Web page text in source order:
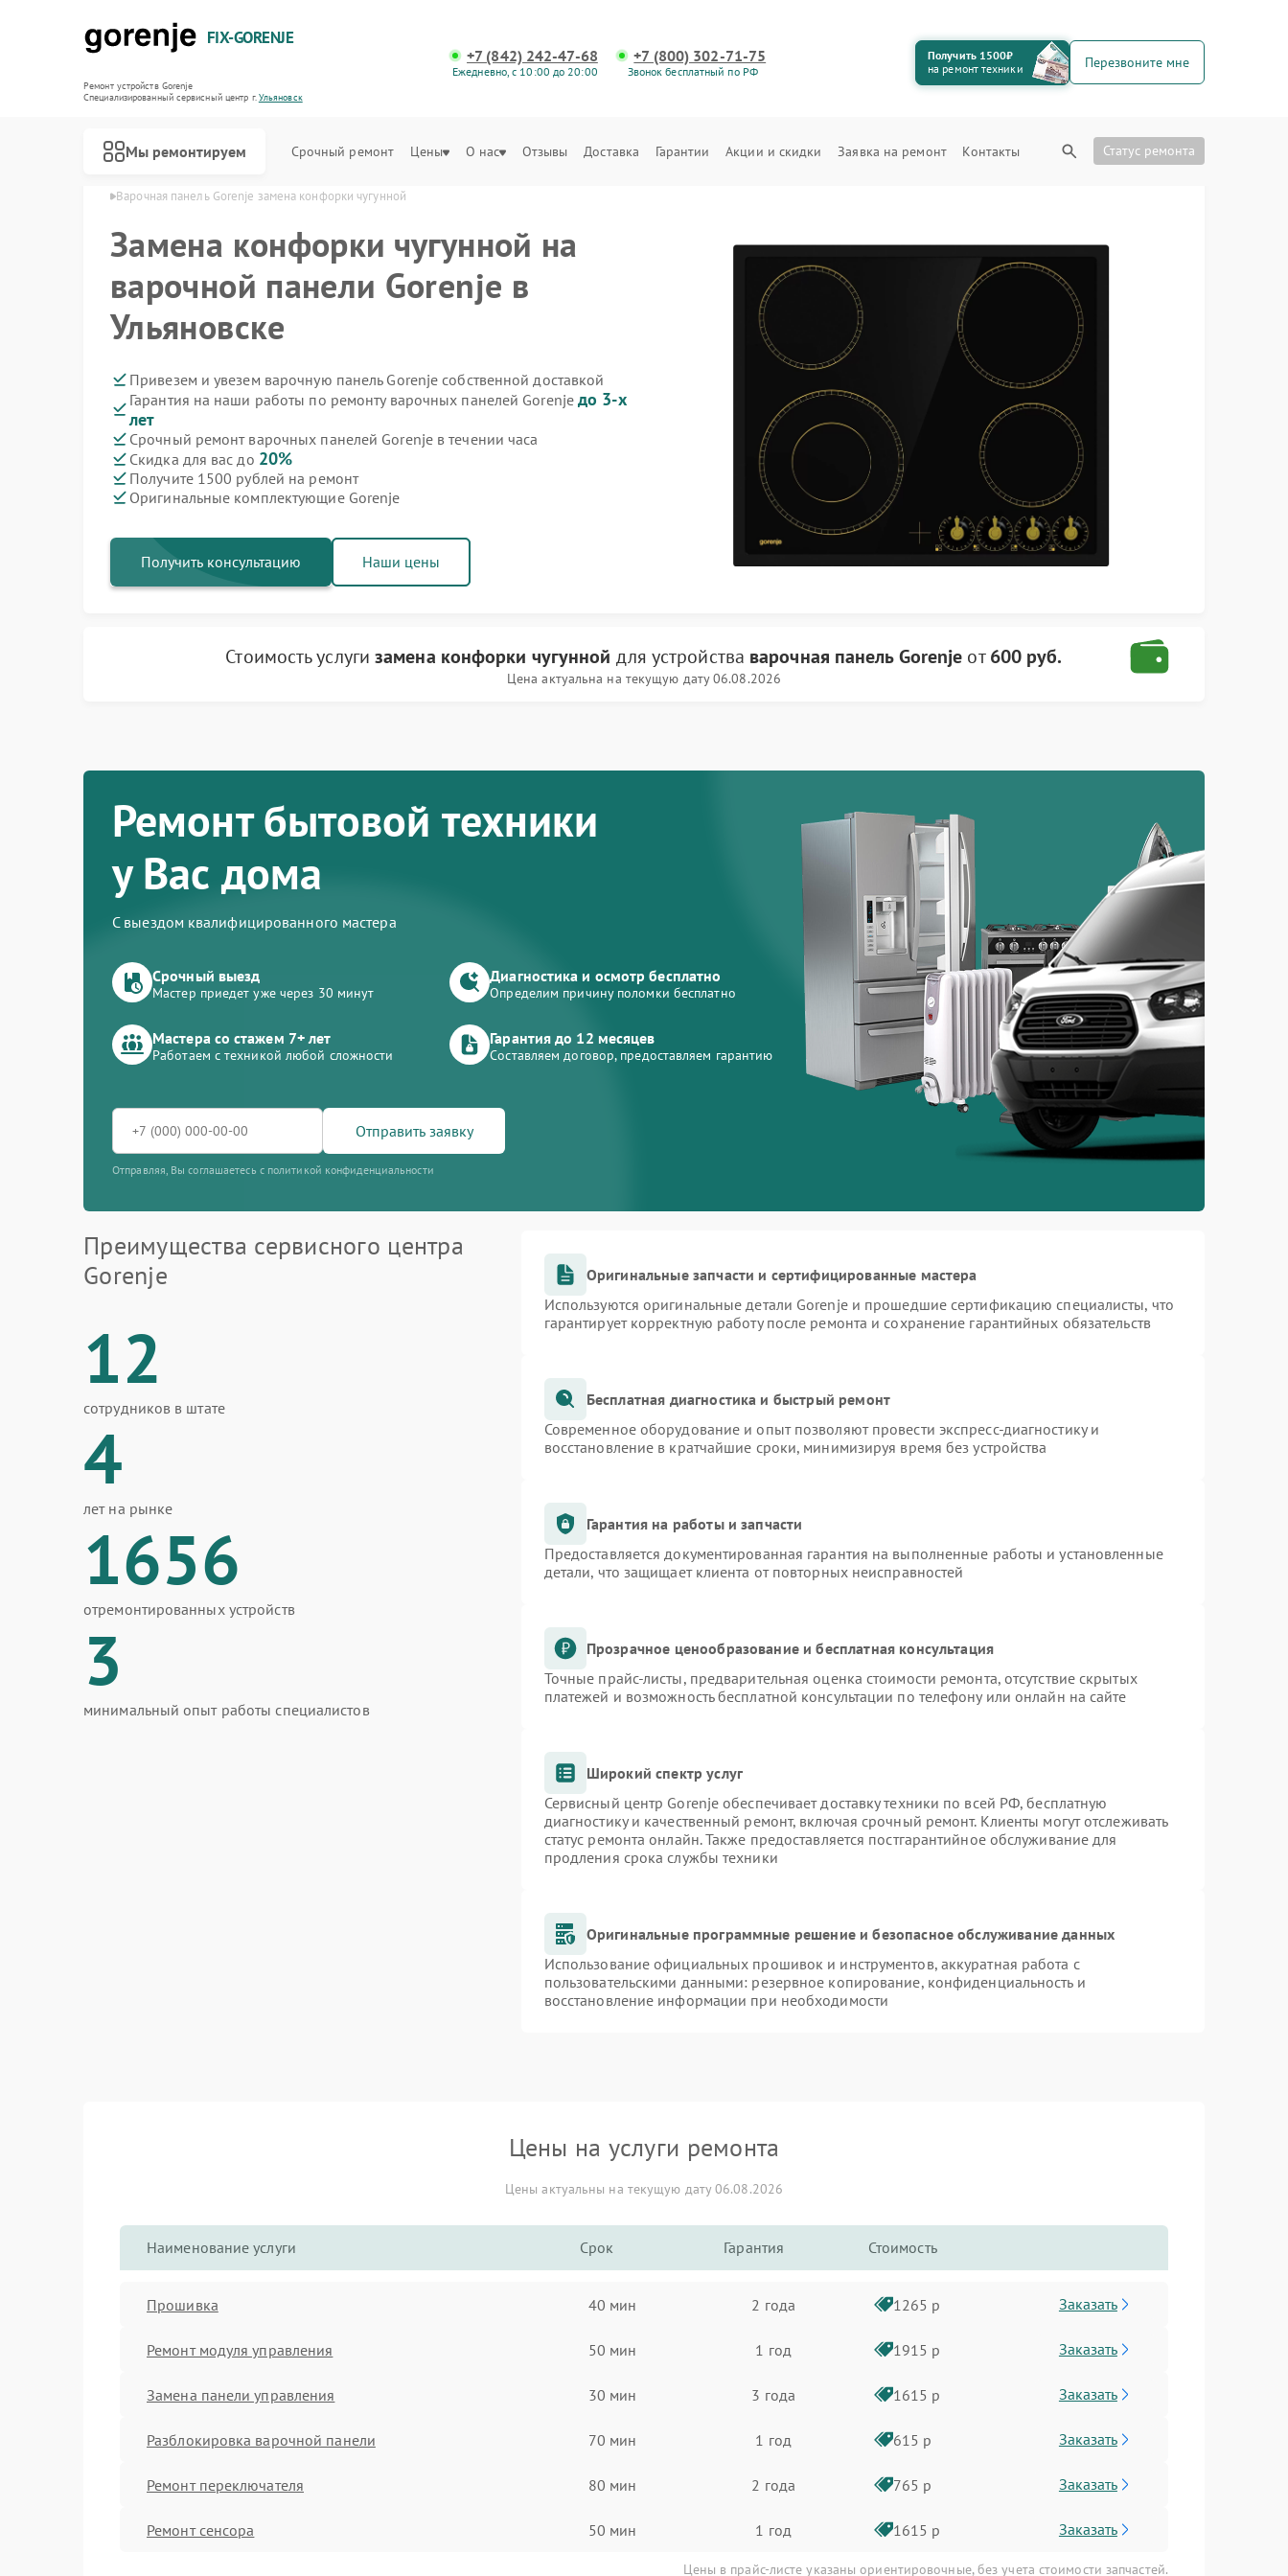
FIX-GORENJE
Ремонт устройств Gorenje
Специализированный cервисный центр г.Ульяновск
+7 (842) 242-47-68
Ежедневно, с 10:00 до 20:00
+7 (800) 302-71-75
Звонок бесплатный по РФ
Получить 1500₽
на ремонт техники
Перезвоните мне
Мы ремонтируем Срочный ремонт Цены О нас Отзывы Доставка Гарантии Акции и скидки Заявка на ремонт Контакты Статус ремонта
в Ульяновске Варочная панель Gorenje замена конфорки чугунной
Замена конфорки чугунной на
варочной панели Gorenje в
Ульяновске
Привезем и увезем варочную панель Gorenje собственной доставкой
Гарантия на наши работы по ремонту варочных панелей Gorenje до 3-х
лет
Срочный ремонт варочных панелей Gorenje в течении часа
Скидка для вас до 20%
Получите 1500 рублей на ремонт
Оригинальные комплектующие Gorenje
Получить консультацию Наши цены
Стоимость услугизамена конфорки чугунной для устройства варочная панель Gorenje от600 руб.
Цена актуальна на текущую дату 06.08.2026
Ремонт бытовой техники
у Вас дома
С выездом квалифицированного мастера
Срочный выезд
Мастер приедет уже через 30 минут
Диагностика и осмотр бесплатно
Определим причину поломки бесплатно
Мастера со стажем 7+ лет
Работаем с техникой любой сложности
Гарантия до 12 месяцев
Составляем договор, предоставляем гарантию
Отправить заявку
Отправляя, Вы соглашаетесь с политикой конфиденциальности
Преимущества сервисного центра
Gorenje
12
сотрудников в штате
4
лет на рынке
1656
отремонтированных устройств
3
минимальный опыт работы специалистов
Оригинальные запчасти и сертифицированные мастера
Используются оригинальные детали Gorenje и прошедшие сертификацию специалисты, что
гарантирует корректную работу после ремонта и сохранение гарантийных обязательств
Бесплатная диагностика и быстрый ремонт
Современное оборудование и опыт позволяют провести экспресс-диагностику и
восстановление в кратчайшие сроки, минимизируя время без устройства
Гарантия на работы и запчасти
Предоставляется документированная гарантия на выполненные работы и установленные
детали, что защищает клиента от повторных неисправностей
Прозрачное ценообразование и бесплатная консультация
Точные прайс-листы, предварительная оценка стоимости ремонта, отсутствие скрытых
платежей и возможность бесплатной консультации по телефону или онлайн на сайте
Широкий спектр услуг
Сервисный центр Gorenje обеспечивает доставку техники по всей РФ, бесплатную
диагностику и качественный ремонт, включая срочный ремонт. Клиенты могут отслеживать
статус ремонта онлайн. Также предоставляется постгарантийное обслуживание для
продления срока службы техники
Оригинальные программные решение и безопасное обслуживание данных
Использование официальных прошивок и инструментов, аккуратная работа с
пользовательскими данными: резервное копирование, конфиденциальность и
восстановление информации при необходимости
Цены на услуги ремонта
Цены актуальны на текущую дату 06.08.2026
Наименование услуги Срок Гарантия Стоимость
Прошивка 40 мин 2 года 1265 р Заказать
Ремонт модуля управления 50 мин 1 год 1915 р Заказать
Замена панели управления 30 мин 3 года 1615 р Заказать
Разблокировка варочной панели 70 мин 1 год 615 р Заказать
Ремонт переключателя 80 мин 2 года 765 р Заказать
Ремонт сенсора 50 мин 1 год 1615 р Заказать
Цены в прайс-листе указаны ориентировочные, без учета стоимости запчастей.